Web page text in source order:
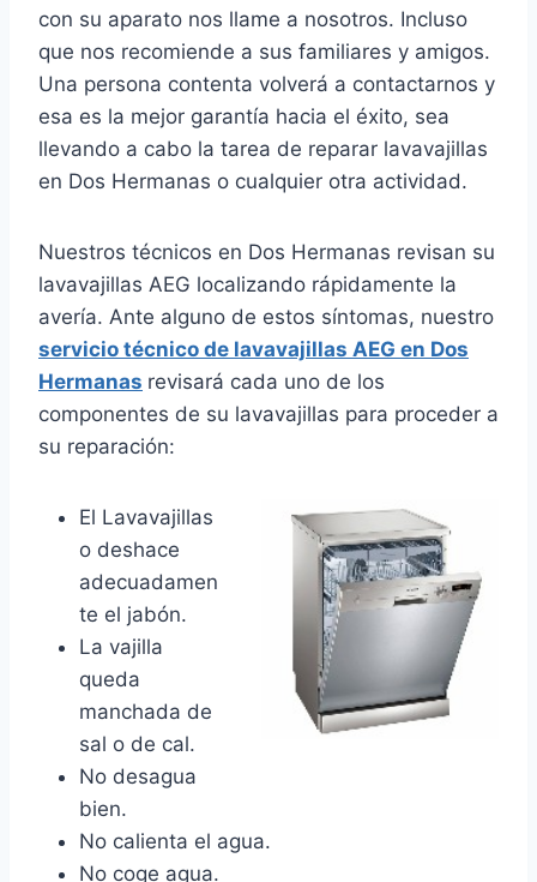
con su aparato nos llame a nosotros. Incluso
que nos recomiende a sus familiares y amigos.
Una persona contenta volverá a contactarnos y
esa es la mejor garantía hacia el éxito, sea
llevando a cabo la tarea de reparar lavavajillas
en Dos Hermanas o cualquier otra actividad.
Nuestros técnicos en Dos Hermanas revisan su
lavavajillas AEG localizando rápidamente la
avería. Ante alguno de estos síntomas, nuestro
servicio técnico de lavavajillas AEG en Dos
Hermanas revisará cada uno de los
componentes de su lavavajillas para proceder a
su reparación:
El Lavavajillas
o deshace
adecuadamen
te el jabón.
La vajilla
queda
manchada de
sal o de cal.
No desagua
bien.
No calienta el agua.
No coge agua.